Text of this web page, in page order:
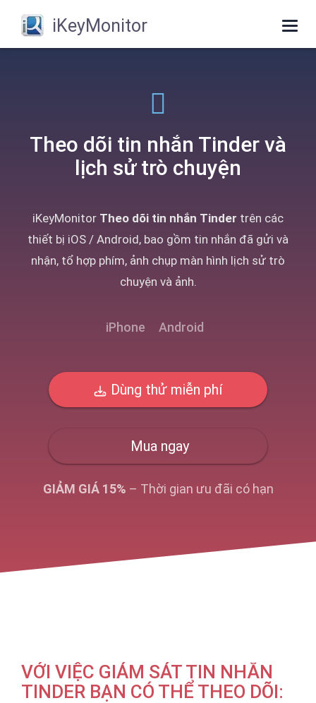
iKeyMonitor
Theo dõi tin nhắn Tinder và
lịch sử trò chuyện
iKeyMonitor Theo dõi tin nhắn Tinder trên các
thiết bị iOS / Android, bao gồm tin nhắn đã gửi và
nhận, tổ hợp phím, ảnh chụp màn hình lịch sử trò
chuyện và ảnh.
iPhone Android
Dùng thử miễn phí
Mua ngay
GIẢM GIÁ 15% – Thời gian ưu đãi có hạn
VỚI VIỆC GIÁM SÁT TIN NHẮN
TINDER BẠN CÓ THỂ THEO DÕI: